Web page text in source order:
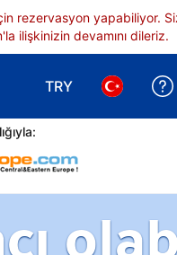
rezervasyon yapabiliyor.
ilişkinizin devamını dileriz.
TRY
Para birimi seçimi
Dil